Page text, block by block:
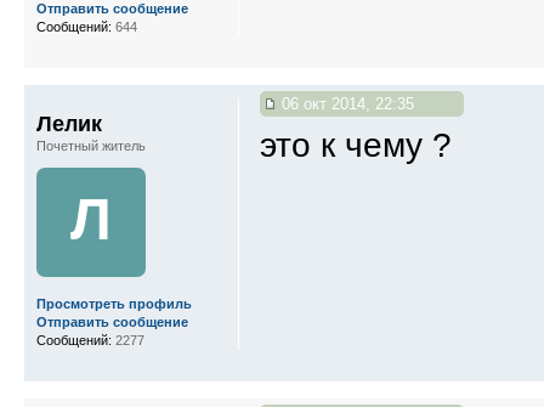
Отправить сообщение
Сообщений: 644
06 окт 2014, 22:35
это к чему ?
Лелик
Почетный житель
Л
Просмотреть профиль
Отправить сообщение
Сообщений: 2277